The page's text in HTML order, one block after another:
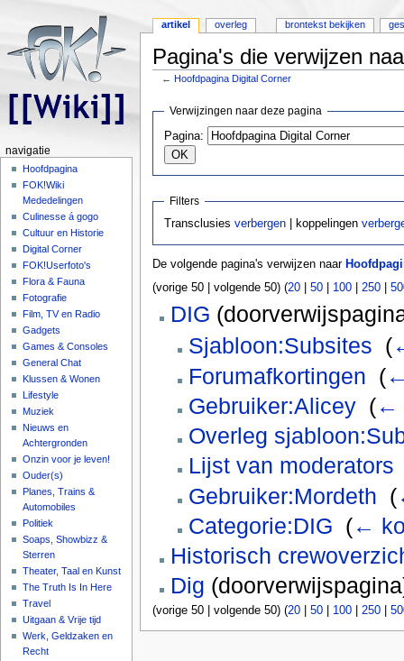
Pagina's die verwijzen
←Hoofdpagina Digital Corner
Verwijzingen naar deze pagina
Pagina:
Filters
Transclusiesverbergen | koppelingen
De volgende pagina's verwijzen naar
(vorige 50 | volgende 50) (20| 50| 100| 250|
DIG
Sjabloon:Subsites (
Forumafkortingen (
Gebruiker:Alicey (←
Overleg
Lijst van moderators
Gebruiker:Mordeth (
Categorie:DIG (←
Historisch
Dig
(vorige 50 | volgende 50) (20| 50| 100| 250|
artikel overleg brontekst bekijken
navigatie
Hoofdpagina
FOK!Wiki
Mededelingen
Culinesse á gogo
Cultuur en Historie
Digital Corner
FOK!Userfoto's
Flora & Fauna
Fotografie
Film, TV en Radio
Gadgets
Games & Consoles
General Chat
Klussen & Wonen
Lifestyle
Muziek
Nieuws en
Achtergronden
Onzin voor je leven!
Ouder(s)
Planes, Trains &
Automobiles
Politiek
Soaps, Showbizz &
Sterren
Theater, Taal en Kunst
The Truth Is In Here
Travel
Uitgaan & Vrije tijd
Werk, Geldzaken en
Recht